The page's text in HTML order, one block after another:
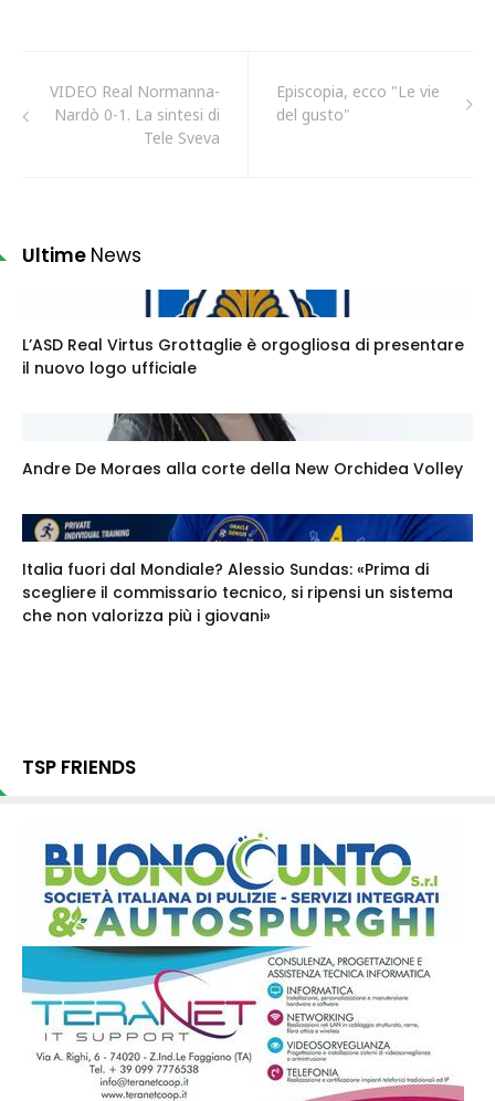
VIDEO Real Normanna-
Nardò 0-1. La sintesi di
Tele Sveva
Episcopia, ecco "Le vie
del gusto"
Ultime News
L’ASD Real Virtus Grottaglie è orgogliosa di presentare
il nuovo logo ufficiale
Andre De Moraes alla corte della New Orchidea Volley
Italia fuori dal Mondiale? Alessio Sundas: «Prima di
scegliere il commissario tecnico, si ripensi un sistema
che non valorizza più i giovani»
TSP FRIENDS